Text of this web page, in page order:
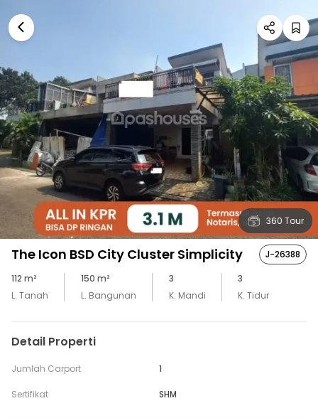
360 Tour
The Icon BSD City Cluster Simplicity
J-26388
112 m²
L. Tanah
150 m²
L. Bangunan
3
K. Mandi
3
K. Tidur
Detail Properti
Jumlah Carport 1
Sertifikat SHM